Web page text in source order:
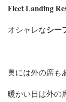
Fleet Landing
オシャレなシー
奥には外の席も
暖かい日は外の